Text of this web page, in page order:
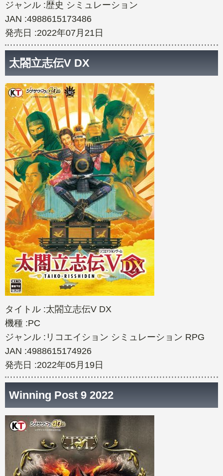
ジャンル :歴史 シミュレーション
JAN :4988615173486
発売日 :2022年07月21日
太閤立志伝V DX
タイトル :太閤立志伝V DX
機種 :PC
ジャンル :リコエイション シミュレーション RPG
JAN :4988615174926
発売日 :2022年05月19日
Winning Post 9 2022